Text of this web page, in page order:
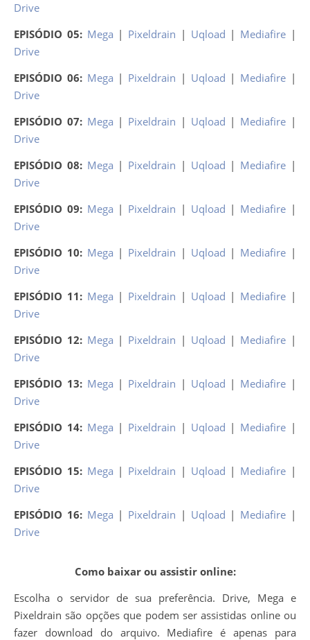
Drive
EPISÓDIO 05: Mega | Pixeldrain | Uqload | Mediafire |
Drive
EPISÓDIO 06: Mega | Pixeldrain | Uqload | Mediafire |
Drive
EPISÓDIO 07: Mega | Pixeldrain | Uqload | Mediafire |
Drive
EPISÓDIO 08: Mega | Pixeldrain | Uqload | Mediafire |
Drive
EPISÓDIO 09: Mega | Pixeldrain | Uqload | Mediafire |
Drive
EPISÓDIO 10: Mega | Pixeldrain | Uqload | Mediafire |
Drive
EPISÓDIO 11: Mega | Pixeldrain | Uqload | Mediafire |
Drive
EPISÓDIO 12: Mega | Pixeldrain | Uqload | Mediafire |
Drive
EPISÓDIO 13: Mega | Pixeldrain | Uqload | Mediafire |
Drive
EPISÓDIO 14: Mega | Pixeldrain | Uqload | Mediafire |
Drive
EPISÓDIO 15: Mega | Pixeldrain | Uqload | Mediafire |
Drive
EPISÓDIO 16: Mega | Pixeldrain | Uqload | Mediafire |
Drive
Como baixar ou assistir online:
Escolha o servidor de sua preferência. Drive, Mega e
Pixeldrain são opções que podem ser assistidas online ou
fazer download do arquivo. Mediafire é apenas para